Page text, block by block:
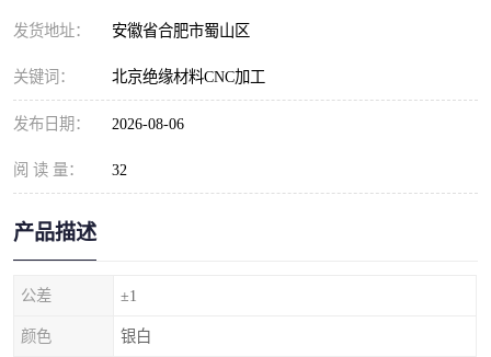
发货地址： 安徽省合肥市蜀山区
关键词： 北京绝缘材料CNC加工
发布日期： 2026-08-06
阅 读 量： 32
产品描述
公差 ±1
颜色 银白